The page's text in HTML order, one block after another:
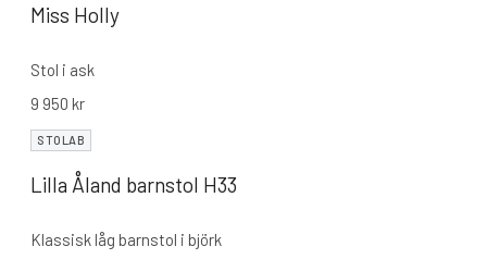
Miss Holly
Stol i ask
9 950 kr
STOLAB
Lilla Åland barnstol H33
Klassisk låg barnstol i björk